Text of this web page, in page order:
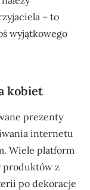
– to
wyjątkowego
kobiet
prezenty
internetu
Wiele platform
produktów z
po dekoracje